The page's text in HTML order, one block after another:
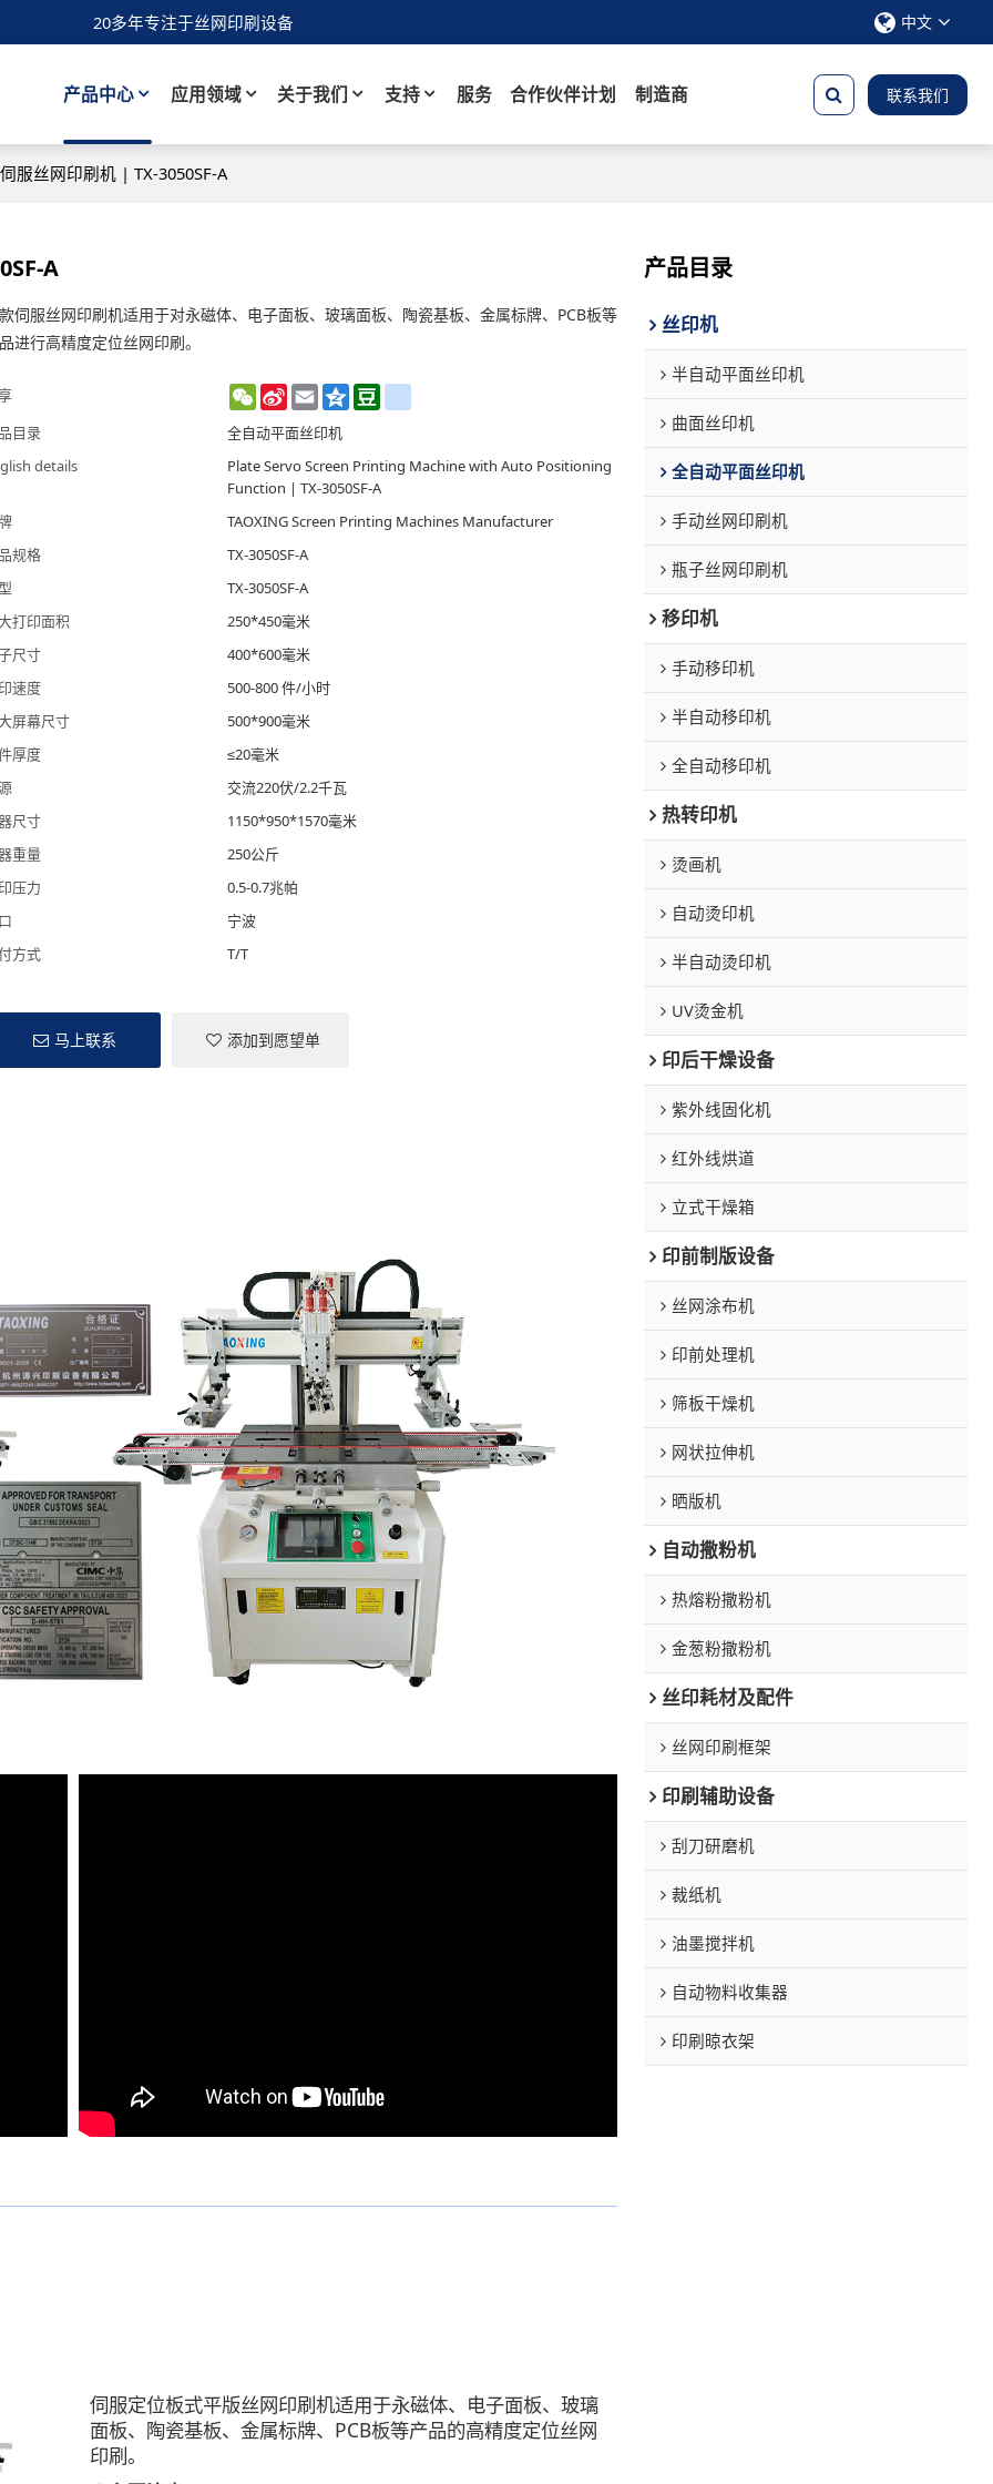
20多年专注于丝网印刷设备 中文
产品中心 应用领域 关于我们 支持 服务 合作伙伴计划 制造商 联系我们
服丝网印刷机 | TX-3050SF-A
A
伺服丝网印刷机适用于对永磁体、电子面板、玻璃面板、陶瓷基板、金属标牌、PCB板等
进行高精度定位丝网印刷。
WeChat
Sina
Weibo
EmailQzone
目录
全自动平面丝印机
details
Plate Servo Screen Printing Machine with Auto Positioning
Function | TX-3050SF-A
TAOXING Screen Printing Machines Manufacturer
规格
TX-3050SF-A
TX-3050SF-A
打印面积
250*450毫米
尺寸
400*600毫米
速度
500-800 件/小时
屏幕尺寸
500*900毫米
厚度
≤20毫米
交流220伏/2.2千瓦
尺寸
1150*950*1570毫米
重量
250公斤
压力
0.5-0.7兆帕
宁波
方式
T/T
马上联系 添加到愿望单
伺服定位板式平版丝网印刷机适用于永磁体、电子面板、玻璃
面板、陶瓷基板、金属标牌、PCB板等产品的高精度定位丝网
印刷。
产品目录
丝印机
半自动平面丝印机
曲面丝印机
全自动平面丝印机
手动丝网印刷机
瓶子丝网印刷机
移印机
手动移印机
半自动移印机
全自动移印机
热转印机
烫画机
自动烫印机
半自动烫印机
UV烫金机
印后干燥设备
紫外线固化机
红外线烘道
立式干燥箱
印前制版设备
丝网涂布机
印前处理机
筛板干燥机
网状拉伸机
晒版机
自动撒粉机
热熔粉撒粉机
金葱粉撒粉机
丝印耗材及配件
丝网印刷框架
印刷辅助设备
刮刀研磨机
裁纸机
油墨搅拌机
自动物料收集器
印刷晾衣架